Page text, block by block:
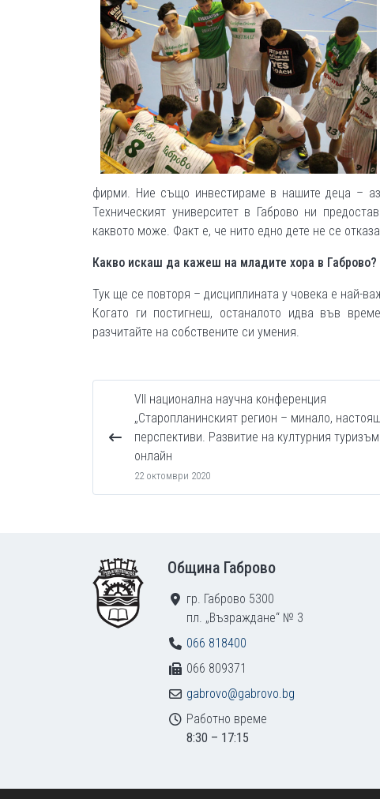
фирми. Ние също инвестираме в нашите деца –
Техническият университет в Габрово ни
каквото може. Факт е, че нито едно дете не се
Какво искаш да кажеш на младите хора в Габрово?
Тук ще се повторя – дисциплината у човека е най-
Когато ги постигнеш, останалото идва във
разчитайте на собствените си умения.
VІІ национална научна конференция
„Старопланинският регион – минало,
перспективи. Развитие на културния
онлайн
22 октомври 2020
Община Габрово
гр. Габрово 5300
пл. „Възраждане“ № 3
066 818400
066 809371
gabrovo@gabrovo.bg
Работно време
8:30 – 17:15